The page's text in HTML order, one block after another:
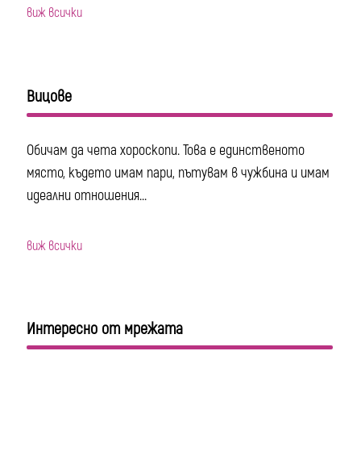
виж всички
Вицове
Обичам да чета хороскопи. Това е единственото
място, където имам пари, пътувам в чужбина и имам
идеални отношения...
виж всички
Интересно от мрежата